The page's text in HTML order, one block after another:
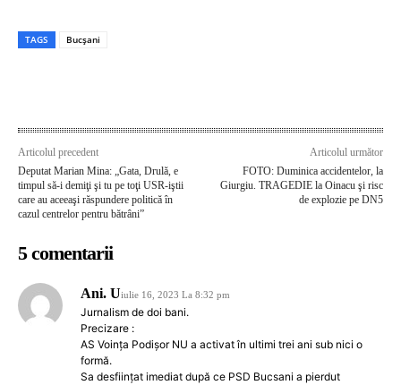
TAGS Bucşani
Articolul precedent
Deputat Marian Mina: „Gata, Drulă, e
timpul să-i demiţi şi tu pe toţi USR-iştii
care au aceeaşi răspundere politică în
cazul centrelor pentru bătrâni”
Articolul următor
FOTO: Duminica accidentelor, la
Giurgiu. TRAGEDIE la Oinacu şi risc
de explozie pe DN5
5 comentarii
Ani. Uiulie 16, 2023 La 8:32 pm
Jurnalism de doi bani.
Precizare :
AS Voința Podișor NU a activat în ultimi trei ani sub nici o
formă.
Sa desființat imediat după ce PSD Bucsani a pierdut